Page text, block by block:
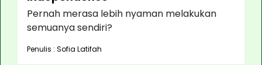
Pernah merasa lebih nyaman melakukan
semuanya sendiri?
Penulis : Sofia Latifah